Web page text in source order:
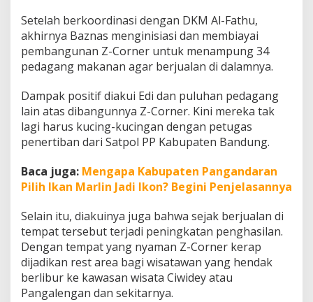
Setelah berkoordinasi dengan DKM Al-Fathu,
akhirnya Baznas menginisiasi dan membiayai
pembangunan Z-Corner untuk menampung 34
pedagang makanan agar berjualan di dalamnya.
Dampak positif diakui Edi dan puluhan pedagang
lain atas dibangunnya Z-Corner. Kini mereka tak
lagi harus kucing-kucingan dengan petugas
penertiban dari Satpol PP Kabupaten Bandung.
Baca juga: Mengapa Kabupaten Pangandaran
Pilih Ikan Marlin Jadi Ikon? Begini Penjelasannya
Selain itu, diakuinya juga bahwa sejak berjualan di
tempat tersebut terjadi peningkatan penghasilan.
Dengan tempat yang nyaman Z-Corner kerap
dijadikan rest area bagi wisatawan yang hendak
berlibur ke kawasan wisata Ciwidey atau
Pangalengan dan sekitarnya.